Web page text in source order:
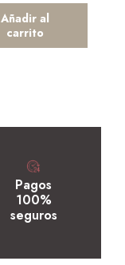
Añadir al
carrito
Pagos
100%
seguros